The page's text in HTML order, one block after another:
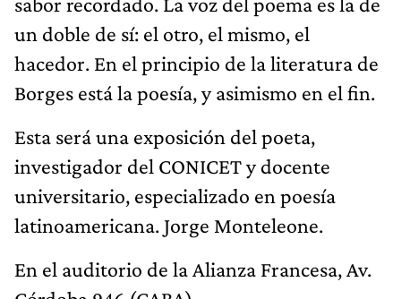
un doble de sí: el otro, el mismo, el
hacedor. En el principio de la literatura de
Borges está la poesía, y asimismo en el fin.
Esta será una exposición del poeta,
investigador del CONICET y docente
universitario, especializado en poesía
latinoamericana. Jorge Monteleone.
En el auditorio de la Alianza Francesa, Av.